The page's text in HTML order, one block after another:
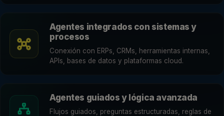
Agentes integrados con sistemas y
procesos
Conexión con ERPs, CRMs, herramientas internas,
APIs, bases de datos y plataformas cloud.
Agentes guiados y lógica avanzada
Flujos guiados, preguntas estructuradas, reglas de